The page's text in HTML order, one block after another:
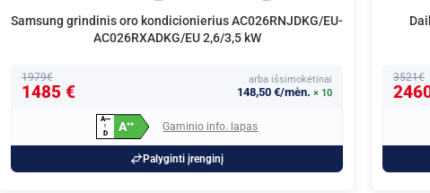
Samsung grindinis oro kondicionierius AC026RNJDKG/EU-
AC026RXADKG/EU 2,6/3,5 kW
1979€
1485 €
arba išsimokėtinai
148,50 €/mėn. × 10
A+++
↑
D
A++ Gaminio info. lapas
Palyginti įrenginį
3521€